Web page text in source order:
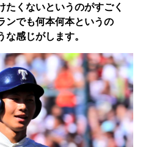
たくないというのがすごく
ンでも何本何本というの
感じがします。